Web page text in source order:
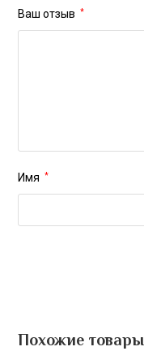
Ваш отзыв *
Имя *
Похожие товары